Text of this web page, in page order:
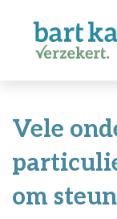
Vele
om steun